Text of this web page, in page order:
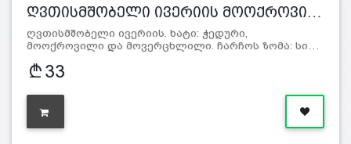
ღვთისმშობელი ივერიის მოოქროვი…
ღვთისმშობელი ივერიის. ხატი: ჭედური,
მოოქროვილი და მოვერცხლილი. ჩარჩოს ზომა: სი…
33